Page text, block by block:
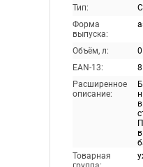
Тип:
Форма
выпуска:
Объём, л:
EAN-13:
Расширенное
описание:
Товарная